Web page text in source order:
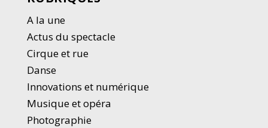
A la une
Actus du spectacle
Cirque et rue
Danse
Innovations et numérique
Musique et opéra
Photographie